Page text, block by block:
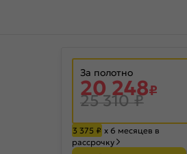
За полотно
20 248₽
25 310₽
3 375 ₽ х 6 месяцев в
рассрочку